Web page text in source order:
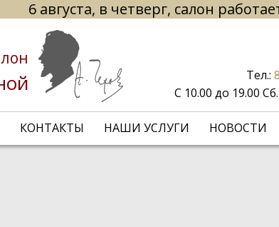
6 августа, в четверг, салон
КОНТАКТЫ НАШИ УСЛУГИ НОВОСТИ
Тел.:
С 10.00 до 19.00